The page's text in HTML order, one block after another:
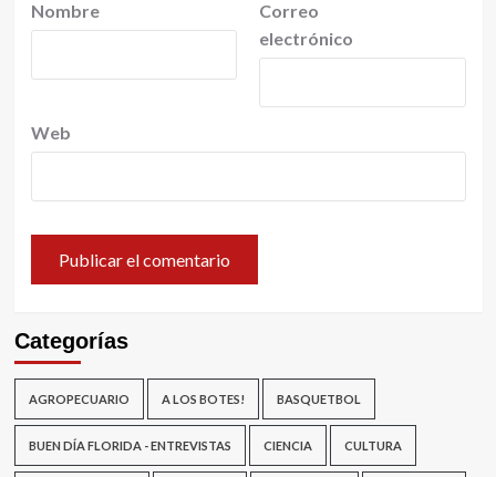
Nombre
Correo
electrónico
Web
Categorías
AGROPECUARIO A LOS BOTES! BASQUETBOL
BUEN DÍA FLORIDA - ENTREVISTAS CIENCIA CULTURA